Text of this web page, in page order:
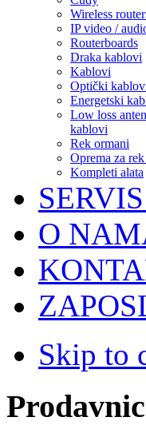
Wireless
IP video /
Routerboards
Draka kablovi
Kablovi
Optički
Energetski
Low loss
kablovi
Rek ormani
Oprema za
Kompleti alata
SERVIS
O
Skip to